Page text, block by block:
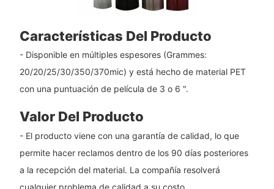
Características Del Producto
- Disponible en múltiples espesores (Grammes:
20/20/25/30/350/370mic) y está hecho de material PET
con una puntuación de película de 3 o 6 ".
Valor Del Producto
- El producto viene con una garantía de calidad, lo que
permite hacer reclamos dentro de los 90 días posteriores
a la recepción del material. La compañía resolverá
cualquier problema de calidad a su costo.